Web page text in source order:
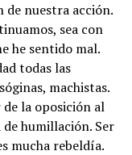
de nuestra acción.
sea con
he sentido mal.
todas las
machistas.
la oposición al
de humillación. Ser
mucha rebeldía.